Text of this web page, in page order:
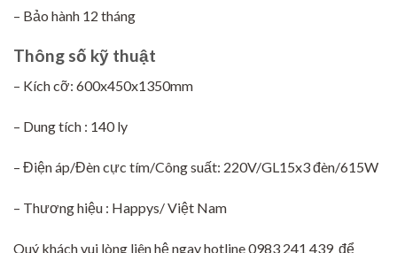
– Bảo hành 12 tháng
Thông số kỹ thuật
– Kích cỡ: 600x450x1350mm
– Dung tích : 140 ly
– Điện áp/Đèn cực tím/Công suất: 220V/GL15x3 đèn/615W
– Thương hiệu : Happys/ Việt Nam
Quý khách vui lòng liên hệ ngay hotline 0983 241 439 để